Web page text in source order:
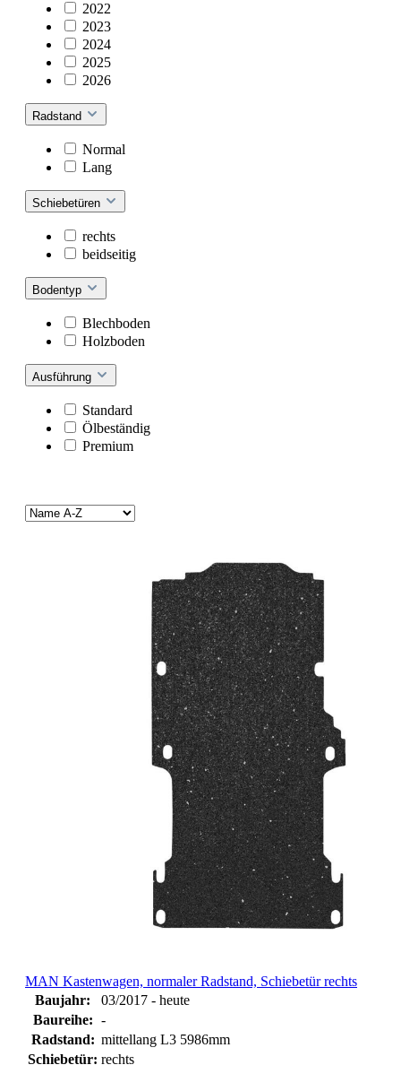
2022
2023
2024
2025
2026
Radstand
Normal
Lang
Schiebetüren
rechts
beidseitig
Bodentyp
Blechboden
Holzboden
Ausführung
Standard
Ölbeständig
Premium
MAN Kastenwagen, normaler Radstand, Schiebetür rechts
Baujahr:
03/2017 - heute
Baureihe: -
Radstand: mittellang L3 5986mm
Schiebetür: rechts